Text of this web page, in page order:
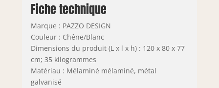
Fiche technique
Marque : PAZZO DESIGN
Couleur : Chêne/Blanc
Dimensions du produit (L x l x h) : 120 x 80 x 77
cm; 35 kilogrammes
Matériau : Mélaminé mélaminé, métal
galvanisé